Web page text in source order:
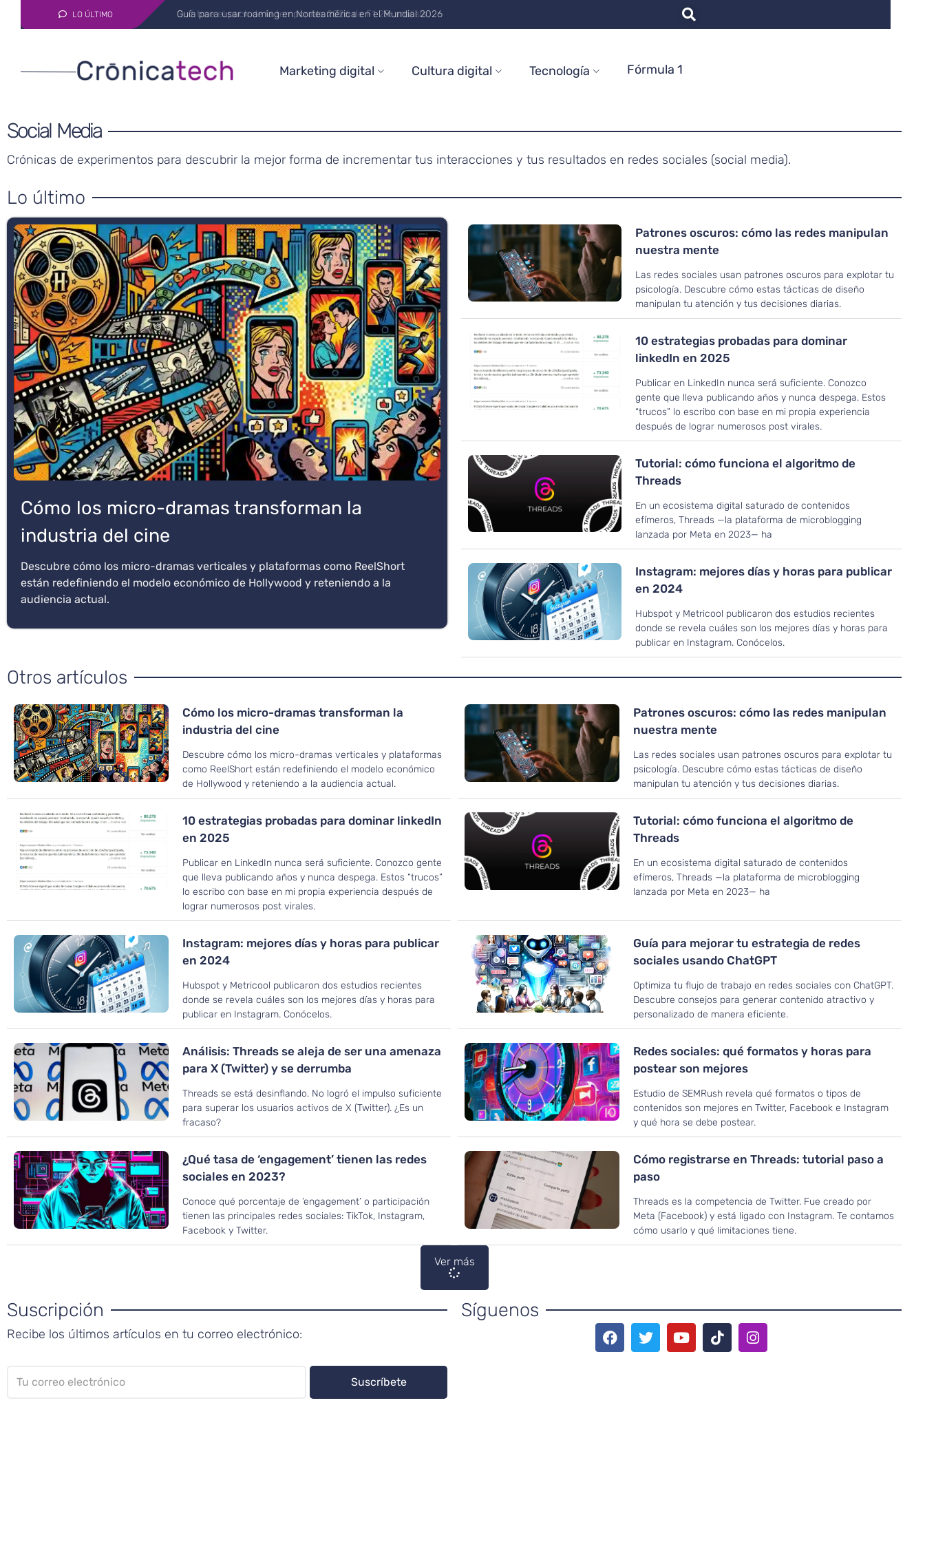
LO ÚLTIMO Guía para usar roaming en Norteamérica en el Mundial 2026
Marketing digital Cultura digital Tecnología Fórmula 1
Social Media
Crónicas de experimentos para descubrir la mejor forma de incrementar tus interacciones y tus resultados en redes sociales (social media).
Lo último
Cómo los micro-dramas transforman la
industria del cine
Descubre cómo los micro-dramas verticales y plataformas como ReelShort
están redefiniendo el modelo económico de Hollywood y reteniendo a la
audiencia actual.
Patrones oscuros: cómo las redes manipulan
nuestra mente
Las redes sociales usan patrones oscuros para explotar tu
psicología. Descubre cómo estas tácticas de diseño
manipulan tu atención y tus decisiones diarias.
10 estrategias probadas para dominar
linkedIn en 2025
Publicar en LinkedIn nunca será suficiente. Conozco
gente que lleva publicando años y nunca despega. Estos
“trucos” lo escribo con base en mi propia experiencia
después de lograr numerosos post virales.
Tutorial: cómo funciona el algoritmo de
Threads
En un ecosistema digital saturado de contenidos
efímeros, Threads —la plataforma de microblogging
lanzada por Meta en 2023— ha
Instagram: mejores días y horas para publicar
en 2024
Hubspot y Metricool publicaron dos estudios recientes
donde se revela cuáles son los mejores días y horas para
publicar en Instagram. Conócelos.
Otros artículos
Cómo los micro-dramas transforman la
industria del cine
Descubre cómo los micro-dramas verticales y plataformas
como ReelShort están redefiniendo el modelo económico
de Hollywood y reteniendo a la audiencia actual.
Patrones oscuros: cómo las redes manipulan
nuestra mente
Las redes sociales usan patrones oscuros para explotar tu
psicología. Descubre cómo estas tácticas de diseño
manipulan tu atención y tus decisiones diarias.
10 estrategias probadas para dominar linkedIn
en 2025
Publicar en LinkedIn nunca será suficiente. Conozco gente
que lleva publicando años y nunca despega. Estos “trucos”
lo escribo con base en mi propia experiencia después de
lograr numerosos post virales.
Tutorial: cómo funciona el algoritmo de
Threads
En un ecosistema digital saturado de contenidos
efímeros, Threads —la plataforma de microblogging
lanzada por Meta en 2023— ha
Instagram: mejores días y horas para publicar
en 2024
Hubspot y Metricool publicaron dos estudios recientes
donde se revela cuáles son los mejores días y horas para
publicar en Instagram. Conócelos.
Guía para mejorar tu estrategia de redes
sociales usando ChatGPT
Optimiza tu flujo de trabajo en redes sociales con ChatGPT.
Descubre consejos para generar contenido atractivo y
personalizado de manera eficiente.
Análisis: Threads se aleja de ser una amenaza
para X (Twitter) y se derrumba
Threads se está desinflando. No logró el impulso suficiente
para superar los usuarios activos de X (Twitter). ¿Es un
fracaso?
Redes sociales: qué formatos y horas para
postear son mejores
Estudio de SEMRush revela qué formatos o tipos de
contenidos son mejores en Twitter, Facebook e Instagram
y qué hora se debe postear.
¿Qué tasa de ‘engagement’ tienen las redes
sociales en 2023?
Conoce qué porcentaje de ‘engagement’ o participación
tienen las principales redes sociales: TikTok, Instagram,
Facebook y Twitter.
Cómo registrarse en Threads: tutorial paso a
paso
Threads es la competencia de Twitter. Fue creado por
Meta (Facebook) y está ligado con Instagram. Te contamos
cómo usarlo y qué limitaciones tiene.
Ver más
Suscripción
Recibe los últimos artículos en tu correo electrónico:
Síguenos